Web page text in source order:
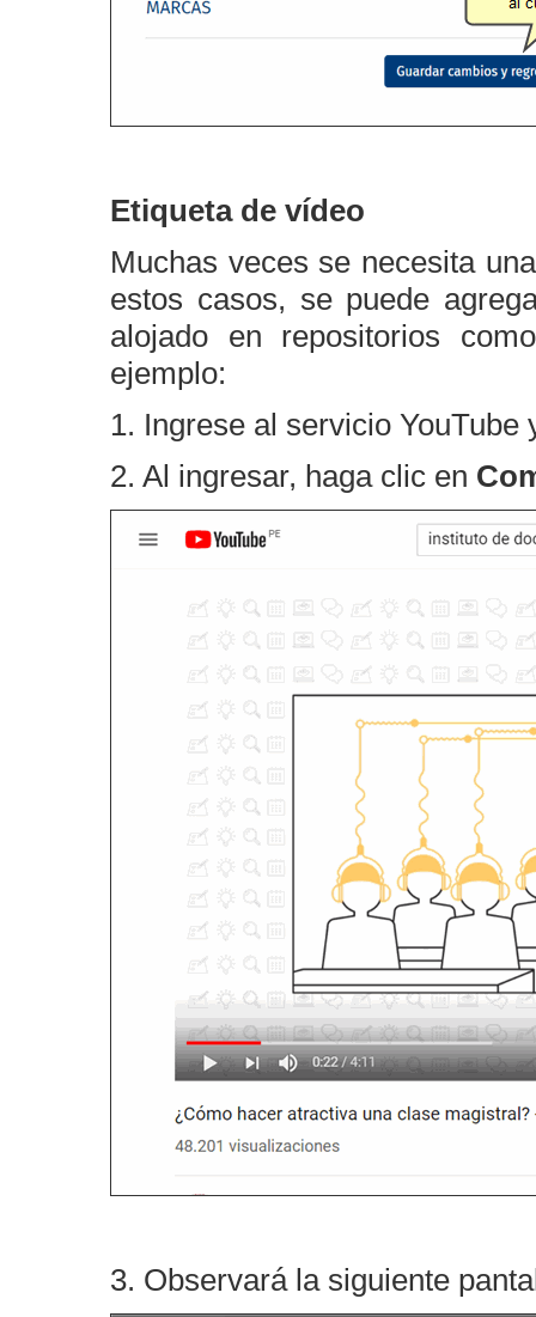
Etiqueta de vídeo
Muchas veces se necesita
estos casos, se puede
alojado en repositorios
ejemplo:
1. Ingrese al servicio
2. Al ingresar, haga clic en
3. Observará la siguiente